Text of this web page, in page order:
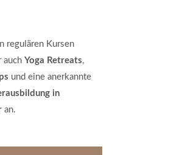
regulären Kursen
auch Yoga Retreats,
und eine anerkannte
in
an.